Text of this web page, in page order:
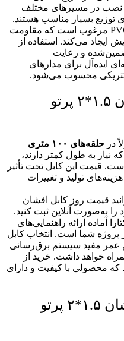
نصب در مسیرهای مختلف
توزیع بسیار مناسب هستند.
عایق به‌کاررفته در این کابل از نوع PVC مرغوب است که مقاومت
ایجاد می‌کند. استفاده از
تضمین‌شده و رعایت
ایده‌آل برای مدارهای
محسوب می‌شود.
قیمت و خرید کابل افشان ۱.۵*۲ پرتو
حلقه‌های ۱۰۰ متری
نیاز به طول کمتر دارند،
قیمت این کابل تحت تأثیر
تولید و تغییرات
قیمت روز کابل افشان
را به‌صورت آنلاین ثبت کنید.
آماده ارائه راهنمایی‌های
پروژه شما است. انتخاب کابل
عمر مفید سیستم برق‌رسانی
خواهد داشت. خرید از
که محصولی با کیفیت و دارای
مشخصات فنی کابل افشان ۱.۵*۲ پرتو